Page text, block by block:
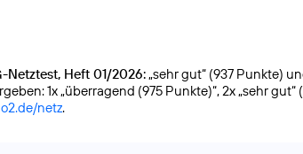
Heft 01/2026: „sehr gut“ (937 Punkte)
1x „überragend (975 Punkte)“, 2x „sehr gut“
o2.de/netz.